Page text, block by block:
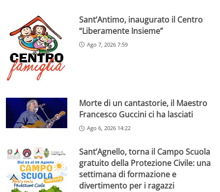
Sant’Antimo, inaugurato il Centro
“Liberamente Insieme”
Ago 7, 2026 7:59
Morte di un cantastorie, il Maestro
Francesco Guccini ci ha lasciati
Ago 6, 2026 14:22
Sant’Agnello, torna il Campo Scuola
gratuito della Protezione Civile: una
settimana di formazione e
divertimento per i ragazzi